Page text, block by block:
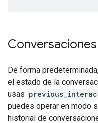
De forma
el estado de la
usas
puedes operar en modo
historial de